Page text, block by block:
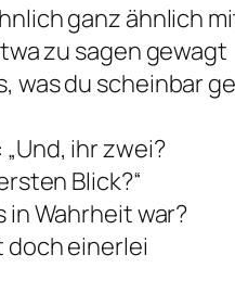
ganz ähnlich
zu sagen gewagt
was du scheinbar
ihr zwei?
Blick?“
in Wahrheit war?
doch einerlei